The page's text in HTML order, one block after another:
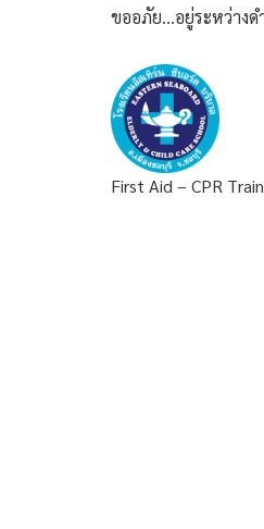
ขออภัย…อยู่ระหว่างด
First Aid – CPR